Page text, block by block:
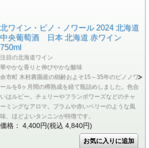
北ワイン・ピノ・ノワール 2024 北海道
中央葡萄酒 日本 北海道 赤ワイン
750ml
注目の北海道ワイン
華やかな香りと伸びやかな酸味
余市町 木村農園産の樹齢およそ15～35年のピノノワ
ールを8ヶ月間の樽熟成を経て瓶詰めしました。色合
いはルビー。チェリーやフランボワーズなどのチャ
ーミングなアロマ。プラムや赤いベリーのような風
味、ほどよいタンニンが特徴です。
価格： 4,400円(税込 4,840円)